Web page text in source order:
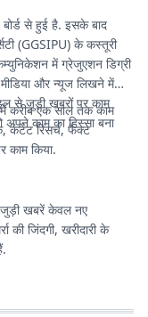
से हुई है. इसके बाद
(GGSIPU) के कस्तूरी
में ग्रेजुएशन डिग्री
और न्यूज लिखने में
से जुड़ी खबरों पर काम
काम का हिस्सा बना
करीब एक साल तक काम
कंटेंट रिसर्च, फैक्ट
किया.
जुड़ी खबरें केवल नए
की जिंदगी, खरीदारी के